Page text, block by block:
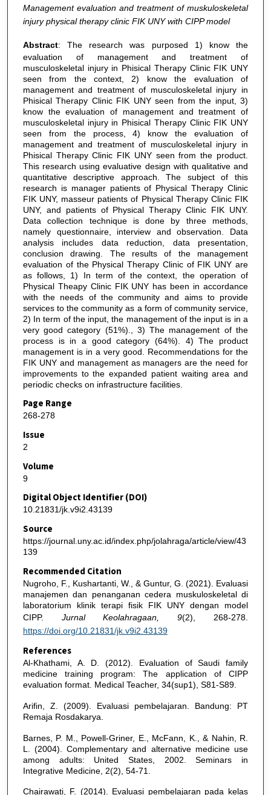
Management evaluation and treatment of muskuloskeletal
injury physical therapy clinic FIK UNY with CIPP model
Abstract: The research was purposed 1) know the
evaluation of management and treatment of
musculoskeletal injury in Phisical Therapy Clinic FIK UNY
seen from the context, 2) know the evaluation of
management and treatment of musculoskeletal injury in
Phisical Therapy Clinic FIK UNY seen from the input, 3)
know the evaluation of management and treatment of
musculoskeletal injury in Phisical Therapy Clinic FIK UNY
seen from the process, 4) know the evaluation of
management and treatment of musculoskeletal injury in
Phisical Therapy Clinic FIK UNY seen from the product.
This research using evaluative design with qualitative and
quantitative descriptive approach. The subject of this
research is manager patients of Physical Therapy Clinic
FIK UNY, masseur patients of Physical Therapy Clinic FIK
UNY, and patients of Physical Therapy Clinic FIK UNY.
Data collection technique is done by three methods,
namely questionnaire, interview and observation. Data
analysis includes data reduction, data presentation,
conclusion drawing. The results of the management
evaluation of the Physical Therapy Clinic of FIK UNY are
as follows, 1) In term of the context, the operation of
Physical Theapy Clinic FIK UNY has been in accordance
with the needs of the community and aims to provide
services to the community as a form of community service,
2) In term of the input, the management of the input is in a
very good category (51%)., 3) The management of the
process is in a good category (64%). 4) The product
management is in a very good. Recommendations for the
FIK UNY and management as managers are the need for
improvements to the expanded patient waiting area and
periodic checks on infrastructure facilities.
Page Range
268-278
Issue
2
Volume
9
Digital Object Identifier (DOI)
10.21831/jk.v9i2.43139
Source
https://journal.uny.ac.id/index.php/jolahraga/article/view/43
139
Recommended Citation
Nugroho, F., Kushartanti, W., & Guntur, G. (2021). Evaluasi
manajemen dan penanganan cedera muskuloskeletal di
laboratorium klinik terapi fisik FIK UNY dengan model
CIPP. Jurnal Keolahragaan, 9(2), 268-278.
https://doi.org/10.21831/jk.v9i2.43139
References
Al-Khathami, A. D. (2012). Evaluation of Saudi family
medicine training program: The application of CIPP
evaluation format. Medical Teacher, 34(sup1), S81-S89.
Arifin, Z. (2009). Evaluasi pembelajaran. Bandung: PT
Remaja Rosdakarya.
Barnes, P. M., Powell-Griner, E., McFann, K., & Nahin, R.
L. (2004). Complementary and alternative medicine use
among adults: United States, 2002. Seminars in
Integrative Medicine, 2(2), 54-71.
Chairawati, F. (2014). Evaluasi pembelajaran pada kelas